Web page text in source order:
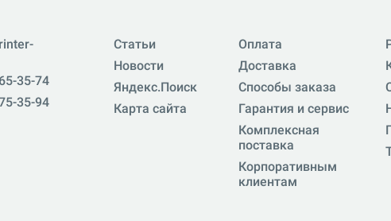
35-74
35-94
Статьи
Новости
Яндекс.Поиск
Карта сайта
Оплата
Доставка
Способы заказа
Гарантия и сервис
Комплексная
поставка
Корпоративным
клиентам